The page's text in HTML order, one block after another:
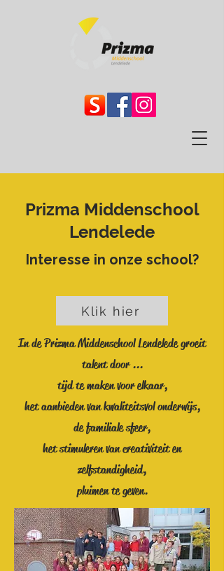
Prizma Middenschool
Lendelede
Interesse in onze school?
Klik hier
In de Prizma Middenschool Lendelede groeit
talent door ...
tijd te maken voor elkaar,
het aanbieden van kwaliteitsvol onderwijs,
de familiale sfeer,
het stimuleren van creativiteit en
zelfstandigheid,
pluimen te geven.